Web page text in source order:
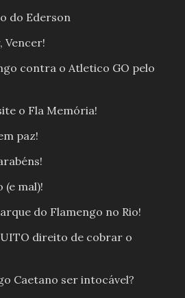
do Ederson
Vencer!
contra o Atletico GO pelo
o Fla Memória!
paz!
(e mal)!
do Flamengo no Rio!
direito de cobrar o
Caetano ser intocável?